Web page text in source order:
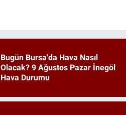
Bugün Bursa'da Hava Nasıl
Olacak? 9 Ağustos Pazar İnegöl
Hava Durumu